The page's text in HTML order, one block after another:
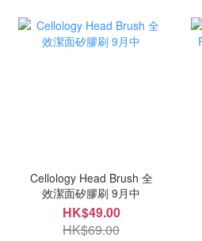
Cellology Head Brush 全
效潔面矽膠刷 9月中
HK$49.00
HK$69.00